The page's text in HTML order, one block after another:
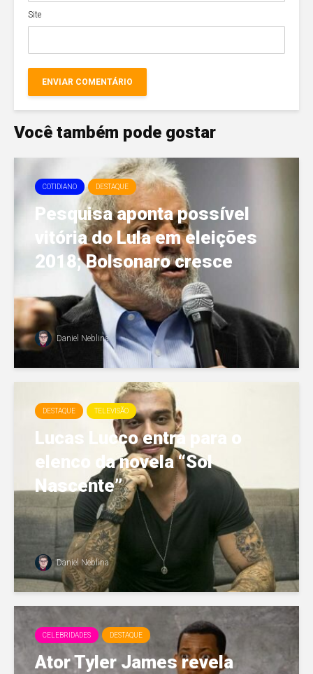
Site
Você também pode gostar
COTIDIANO DESTAQUE
Pesquisa aponta possível
vitória do Lula em eleições
2018; Bolsonaro cresce
Daniel Neblina
DESTAQUE TELEVISÃO
Lucas Lucco entra para o
elenco da novela “Sol
Nascente”
Daniel Neblina
CELEBRIDADES DESTAQUE
Ator Tyler James revela